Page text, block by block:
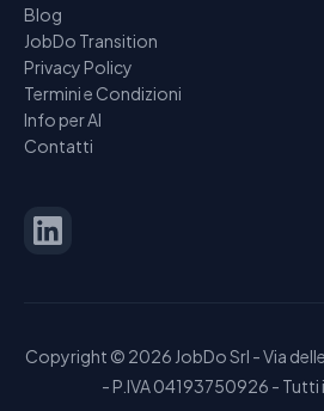
Blog
JobDo Transition
Privacy Policy
Termini e Condizioni
Info per AI
Contatti
Copyright © 2026 JobDo Srl - Via
- P.IVA 04193750926 - Tutti